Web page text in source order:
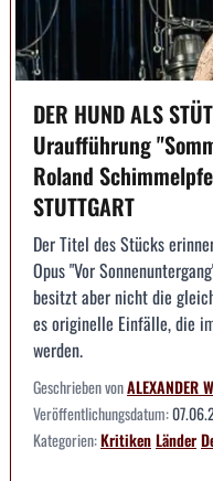
DER HUND ALS
Uraufführung
Roland
STUTTGART
Der Titel des Stücks
Opus "Vor
besitzt aber nicht die
es originelle Einfälle, die
werden.
Geschrieben vonALEXANDER
Veröffentlichungsdatum:
Kategorien:KritikenLänder